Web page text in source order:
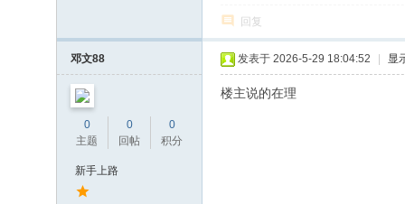
回复
邓文88
0
主题
0
回帖
0
积分
新手上路
发表于 2026-5-29 18:04:52 显
楼主说的在理